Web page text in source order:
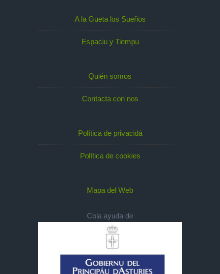
A la Gueta los Sueños
Espaciu y Tiempu
Quién somos
Contacta con nos
Política de privacidá
Política de cookies
Mapa del Web
Cola ayuda de